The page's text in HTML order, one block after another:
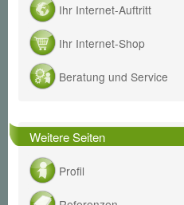
Ihr Internet-Auftritt
Ihr Internet-Shop
Beratung und Service
Weitere Seiten
Profil